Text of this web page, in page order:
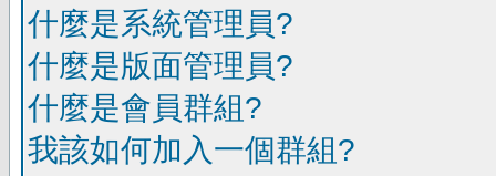
什麼是系統管理員?
什麼是版面管理員?
什麼是會員群組?
我該如何加入一個群組?